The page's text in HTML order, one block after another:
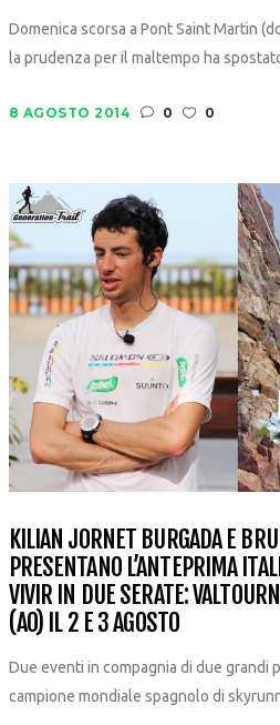
Domenica scorsa a Pont Saint Martin
la prudenza per il maltempo ha
8 AGOSTO 2014 0 0
KILIAN JORNET BURGADA E
PRESENTANO L’ANTEPRIMA
VIVIR IN DUE SERATE:
(AO) IL 2 E 3 AGOSTO
Due eventi in compagnia di due grandi
campione mondiale spagnolo di